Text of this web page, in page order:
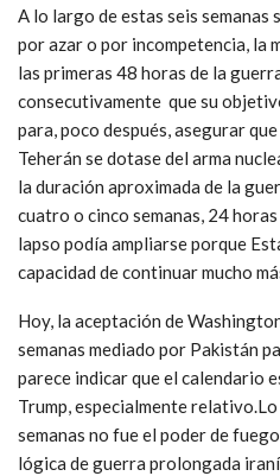
A lo largo de estas seis semanas
por azar o por incompetencia, la
las primeras 48 horas de la
consecutivamente que su
para, poco después, asegurar
Teherán se dotase del arma
la duración aproximada de la
cuatro o cinco semanas, 24
lapso podía ampliarse porque
capacidad de continuar mucho
Hoy, la aceptación de
semanas mediado por Pakistán
parece indicar que el calendario
Trump, especialmente relativo.Lo
semanas no fue el poder de
lógica de guerra prolongada